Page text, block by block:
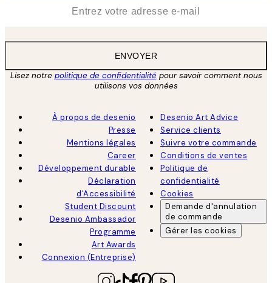
ENVOYER
Lisez notre politique de confidentialitépour savoir comment nous
utilisons vos données
À propos de desenio
Presse
Mentions légales
Career
Développement durable
Déclaration
d'Accessibilité
Student Discount
Desenio Ambassador
Programme
Art Awards
Connexion (Entreprise)
Desenio Art Advice
Service clients
Suivre votre commande
Conditions de ventes
Politique de
confidentialité
Cookies
Demande d'annulation
de commande
Gérer les cookies